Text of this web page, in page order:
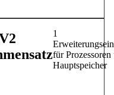
1
für Prozessoren
Hauptspeicher